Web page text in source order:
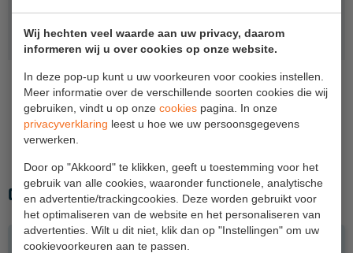
Wij hechten veel waarde aan uw privacy, daarom
informeren wij u over cookies op onze website.
In deze pop-up kunt u uw voorkeuren voor cookies instellen.
Meer informatie over de verschillende soorten cookies die wij
gebruiken, vindt u op onze cookies pagina. In onze
privacyverklaring leest u hoe we uw persoonsgegevens
verwerken.
Door op "Akkoord" te klikken, geeft u toestemming voor het
gebruik van alle cookies, waaronder functionele, analytische
en advertentie/trackingcookies. Deze worden gebruikt voor
het optimaliseren van de website en het personaliseren van
advertenties. Wilt u dit niet, klik dan op "Instellingen" om uw
cookievoorkeuren aan te passen.
Wet- en regelgeving
Algemene voorwaarden
Webshop voorwaarden
TERUG NAAR OVERZICHT
GERELATEERDE ARTIKELEN